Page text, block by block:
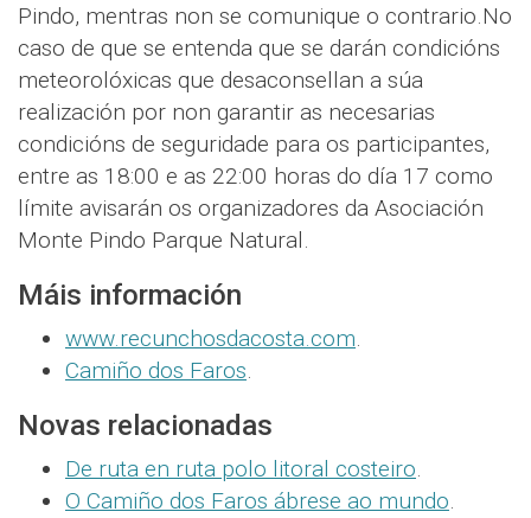
Pindo, mentras non se comunique o contrario.No
caso de que se entenda que se darán condicións
meteorolóxicas que desaconsellan a súa
realización por non garantir as necesarias
condicións de seguridade para os participantes,
entre as 18:00 e as 22:00 horas do día 17 como
límite avisarán os organizadores da Asociación
Monte Pindo Parque Natural.
Máis información
www.recunchosdacosta.com.
Camiño dos Faros.
Novas relacionadas
De ruta en ruta polo litoral costeiro.
O Camiño dos Faros ábrese ao mundo.